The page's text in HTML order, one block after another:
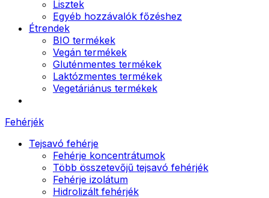
Lisztek
Egyéb hozzávalók főzéshez
Étrendek
BIO termékek
Vegán termékek
Gluténmentes termékek
Laktózmentes termékek
Vegetáriánus termékek
Fehérjék
Tejsavó fehérje
Fehérje koncentrátumok
Több összetevőjű tejsavó fehérjék
Fehérje izolátum
Hidrolizált fehérjék